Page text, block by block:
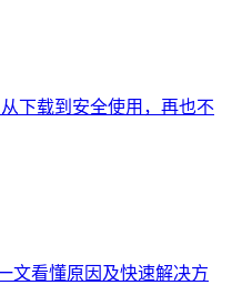
下载到安全使用，再也不
文看懂原因及快速解决方